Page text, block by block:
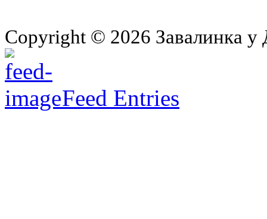
Copyright © 2026 Завалинка
Feed Entries